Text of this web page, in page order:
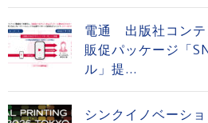
電通 出版社コンテ
販促パッケージ「
ル」提...
シンクイノベーシ